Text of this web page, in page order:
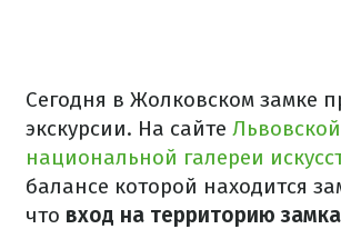
Сегодня в Жолковском замке
экскурсии. На сайте Львовской
национальной галереи
балансе которой находится
что вход на территорию